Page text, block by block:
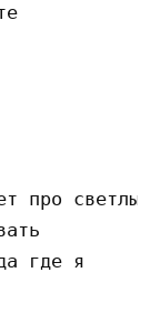
про светлый
где я